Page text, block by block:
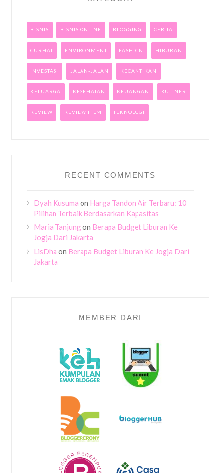
BISNIS BISNIS ONLINE BLOGGING CERITA
CURHAT ENVIRONMENT FASHION HIBURAN
INVESTASI JALAN-JALAN KECANTIKAN
KELUARGA KESEHATAN KEUANGAN KULINER
REVIEW REVIEW FILM TEKNOLOGI
RECENT COMMENTS
Dyah Kusuma on Harga Tandon Air Terbaru: 10
Pilihan Terbaik Berdasarkan Kapasitas
Maria Tanjungon Berapa Budget Liburan Ke
Jogja Dari Jakarta
LisDha on Berapa Budget Liburan Ke Jogja Dari
Jakarta
MEMBER DARI